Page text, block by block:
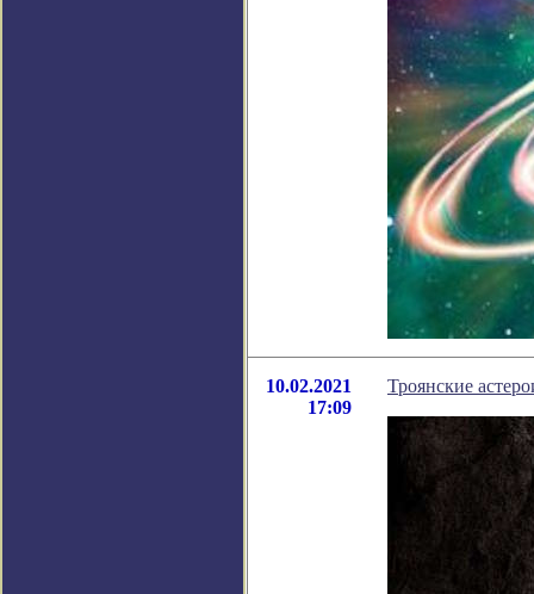
10.02.2021
17:09
Троянские